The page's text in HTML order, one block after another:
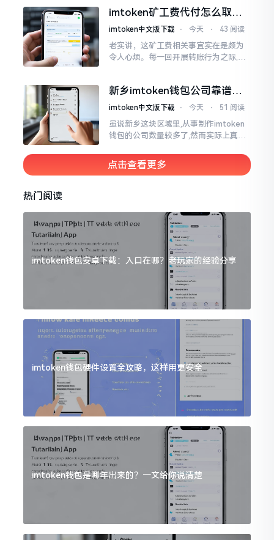
却提心吊胆、神经紧绷。
imtoken矿工费代付怎么取
消？老手教你几招
imtoken中文版下载 ⋅ 今天 ⋅ 43 阅读
老实讲，这矿工费相关事宜实在是颇为
令人心烦。每一回开展转账行为之际,就
时隔多年
新乡imtoken钱包公司靠谱
吗？普通人怎么避坑
imtoken中文版下载 ⋅ 今天 ⋅ 51 阅读
虽说新乡这块区域里,从事制作imtoken
钱包的公司数量较多了,然而实际上真正
觅过一家公司,表示那家公司声称能够给
予协助进行操作的
点击查看更多
热门阅读
imtoken钱包安卓下载：入口在哪？老玩家的经验分享
imtoken钱包硬件设置全攻略，这样用更安全
imtoken钱包是哪年出来的？一文给你说清楚